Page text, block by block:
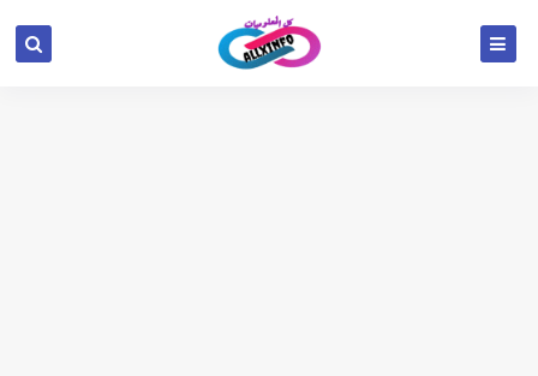
google.com, pub-6654709521456670, DIRECT,
f08c47fec0942fa0